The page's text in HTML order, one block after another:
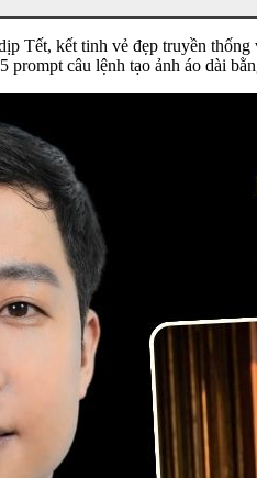
Tết, kết tinh vẻ đẹp truyền
câu lệnh tạo ảnh áo dài